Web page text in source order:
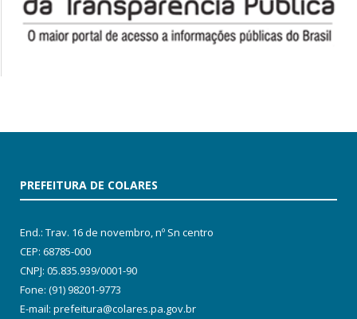
PREFEITURA DE COLARES
End.: Trav. 16 de novembro, nº Sn centro
CEP: 68785-000
CNPJ: 05.835.939/0001-90
Fone: (91) 98201-9773
E-mail: prefeitura@colares.pa.gov.br